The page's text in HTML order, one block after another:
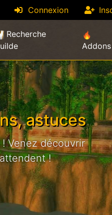
Connexion
Recherche
Addons
astuces
Venez découvrir
!